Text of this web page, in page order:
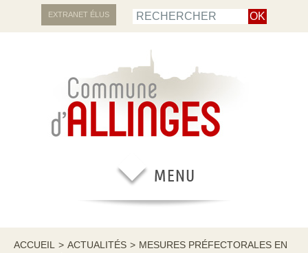
EXTRANET ÉLUS
ACCUEIL > ACTUALITÉS > MESURES PRÉFECTORALES EN